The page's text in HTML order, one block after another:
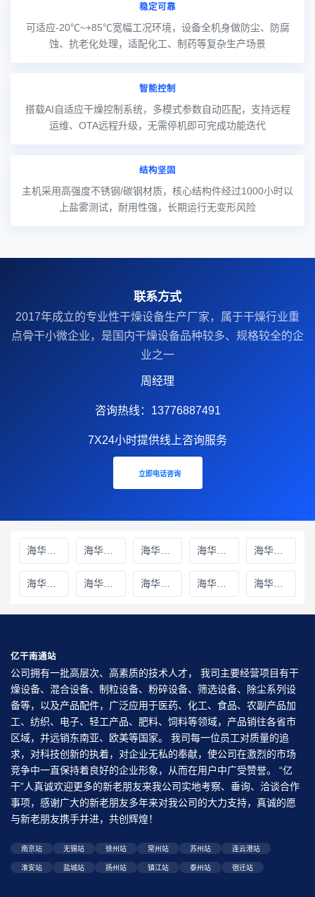
稳定可靠
可适应-20℃~+85℃宽幅工况环境，设备全机身做防尘、防腐
蚀、抗老化处理，适配化工、制药等复杂生产场景
智能控制
搭载AI自适应干燥控制系统，多模式参数自动匹配，支持远程
运维、OTA远程升级，无需停机即可完成功能迭代
结构坚固
主机采用高强度不锈钢/碳钢材质，核心结构件经过1000小时以
上盐雾测试，耐用性强，长期运行无变形风险
联系方式
2017年成立的‌专业性干燥设备生产厂家‌，属于干燥行业重
点骨干小微企业，是国内干燥设备品种较多、规格较全的企
业之一
周经理
咨询热线：13776887491
7X24小时提供线上咨询服务
立即电话咨询
海华财务雅安线上分站 海华财务绵阳线上分站 海华财务甘孜藏族自治州线上分站 海华财务巴中线上分站 海华财务阿坝藏族羌族自治州线上分站
海华财务成都线上分站 海华财务遂宁线上分站 海华财务广元线上分站 海华财务广安线上分站 海华财务德阳线上分站
亿干南通站
公司拥有一批高层次、高素质的技术人才， 我司主要经营项目有干
燥设备、混合设备、制粒设备、粉碎设备、筛选设备、除尘系列设
备等，以及产品配件，广泛应用于医药、化工、食品、农副产品加
工、纺织、电子、轻工产品、肥料、饲料等领域，产品销往各省市
区域，并远销东南亚、欧美等国家。 我司每一位员工对质量的追
求，对科技创新的执着，对企业无私的奉献，使公司在激烈的市场
竞争中一直保持着良好的企业形象，从而在用户中广受赞誉。 “亿
干”人真诚欢迎更多的新老朋友来我公司实地考察、垂询、洽谈合作
事项，感谢广大的新老朋友多年来对我公司的大力支持，真诚的愿
与新老朋友携手并进，共创辉煌！
南京站 无锡站 徐州站 常州站 苏州站 连云港站
淮安站 盐城站 扬州站 镇江站 泰州站 宿迁站